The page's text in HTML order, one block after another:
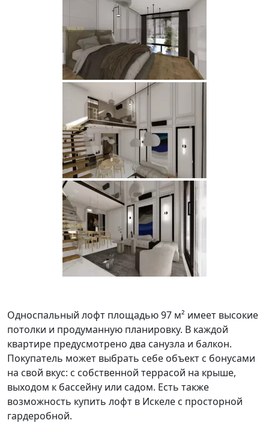
Односпальный лофт площадью 97 м² имеет высокие
потолки и продуманную планировку. В каждой
квартире предусмотрено два санузла и балкон.
Покупатель может выбрать себе объект с бонусами
на свой вкус: с собственной террасой на крыше,
выходом к бассейну или садом. Есть также
возможность купить лофт в Искеле с просторной
гардеробной.